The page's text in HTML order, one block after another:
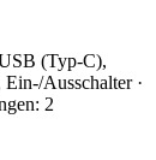
(Typ-C),
Ausschalter ·
2